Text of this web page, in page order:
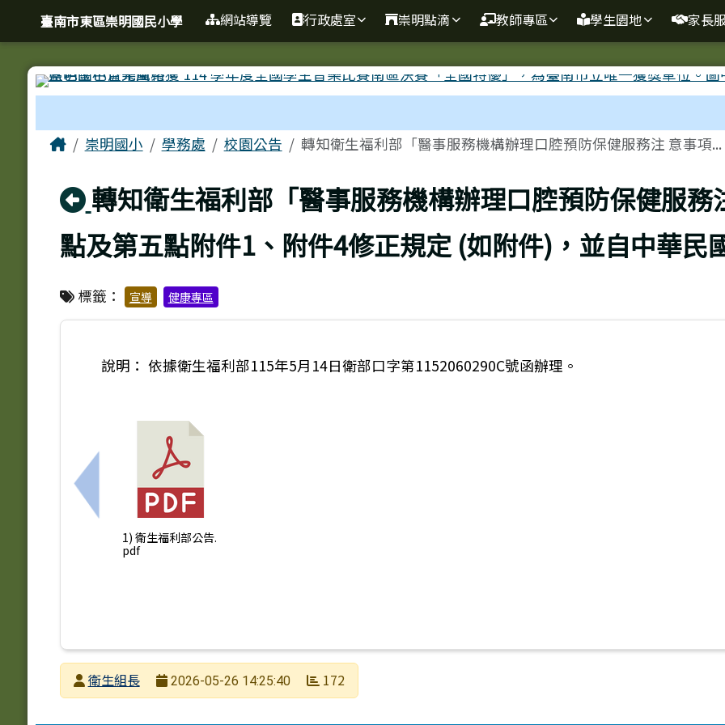
跳至主內容區
臺南市東區崇明國民小學
導覽列臺南市東區崇明國民小學 網站導覽 行政處室 崇明點滴 教師專區 學生園地 家長
主內容區域
Home崇明國小 學務處 校園公告 轉知衛生福利部「醫事服務機構辦理口腔預防保健服務注 意事項...
回上頁
轉知衛生福利部「醫事服務機構辦理口腔預防保健服
點及第五點附件1、附件4修正規定 (如附件)，並自中華民
標籤： 宣導 健康專區
上一筆：轉知國立臺灣師範大學2026年第十屆「金塑獎-我行！我不塑！」比賽徵件簡章及海報，敬
說明： 依據衛生福利部115年5月14日衛部口字第1152060290C號函辦理。
1) 衛生福利部公告.
pdf
發布者衛生組長
2026-05-26 14:25:40 172
頁尾區域